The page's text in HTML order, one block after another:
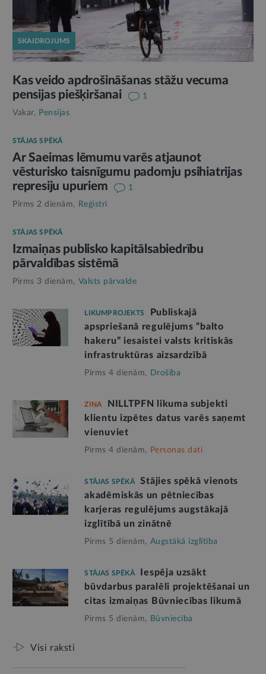
SKAIDROJUMS
Kas veido apdrošināšanas stāžu vecuma
pensijas piešķiršanai
1
Vakar, Pensijas
STĀJAS SPĒKĀ
Ar Saeimas lēmumu varēs atjaunot
vēsturisko taisnīgumu padomju psihiatrijas
represiju upuriem
1
Pirms 2 dienām, Reģistri
STĀJAS SPĒKĀ
Izmaiņas publisko kapitālsabiedrību
pārvaldības sistēmā
Pirms 3 dienām, Valsts pārvalde
LIKUMPROJEKTS
Publiskajā
apspriešanā regulējums “balto
hakeru” iesaistei valsts kritiskās
infrastruktūras aizsardzībā
Pirms 4 dienām, Drošība
ZIŅA
NILLTPFN likuma subjekti
klientu izpētes datus varēs saņemt
vienuviet
Pirms 4 dienām, Personas dati
STĀJAS SPĒKĀ
Stājies spēkā vienots
akadēmiskās un pētniecības
karjeras regulējums augstākajā
izglītībā un zinātnē
Pirms 5 dienām, Augstākā izglītība
STĀJAS SPĒKĀ
Iespēja uzsākt
būvdarbus paralēli projektēšanai un
citas izmaiņas Būvniecības likumā
Pirms 5 dienām, Būvniecība
Visi raksti